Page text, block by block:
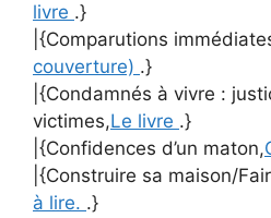
livre .}
|{Comparutions
couverture) .}
|{Condamnés à vivre :
victimes,Le livre .}
|{Confidences d’un maton,
|{Construire sa maison/
à lire. .}